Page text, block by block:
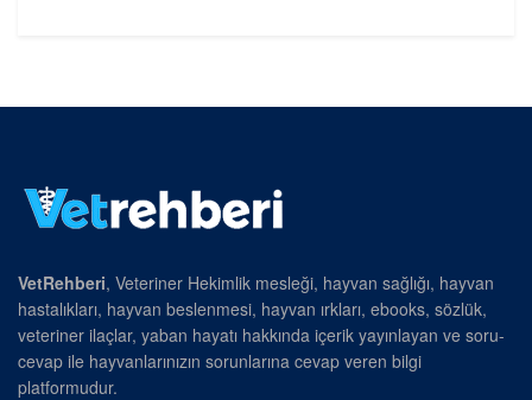
VetRehberi, Veteriner Hekimlik mesleği, hayvan sağlığı, hayvan
hastalıkları, hayvan beslenmesi, hayvan ırkları, ebooks, sözlük,
veteriner ilaçlar, yaban hayatı hakkında içerik yayınlayan ve soru-
cevap ile hayvanlarınızın sorunlarına cevap veren bilgi
platformudur.